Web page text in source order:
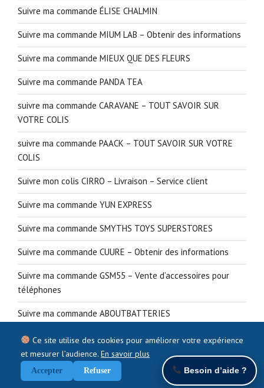
Suivre ma commande ÉLISE CHALMIN
Suivre ma commande MIUM LAB – Obtenir des informations
Suivre ma commande MIEUX QUE DES FLEURS
Suivre ma commande PANDA TEA
suivre ma commande CARAVANE – TOUT SAVOIR SUR
VOTRE COLIS
suivre ma commande PAACK – TOUT SAVOIR SUR VOTRE
COLIS
Suivre mon colis CIRRO – Livraison – Service client
Suivre ma commande YUN EXPRESS
Suivre ma commande SMYTHS TOYS SUPERSTORES
Suivre ma commande CUURE – Obtenir des informations
Suivre ma commande GSM55 – Vente d’accessoires pour
téléphones
Suivre ma commande ABOUTBATTERIES
Ce site utilise des cookies pour améliorer votre expérience
et mesurer l’audience. En savoir plus
Accepter Refuser Besoin d’aide ?